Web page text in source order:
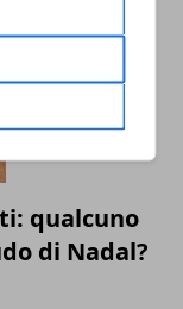
qualcuno
di Nadal?